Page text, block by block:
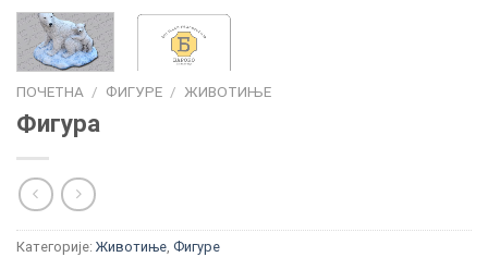
ПОЧЕТНА / ФИГУРЕ / ЖИВОТИЊЕ
Фигура
Категорије: Животиње Фигуре